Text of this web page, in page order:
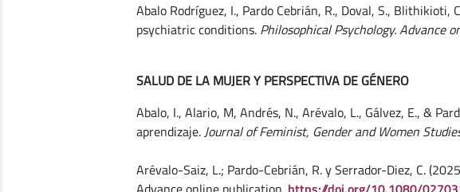
Abalo Rodríguez, I., Pardo Cebrián, R., Doval, S.,
psychiatric conditions. Philosophical Psychology. Advance
SALUD DE LA MUJER Y PERSPECTIVA DE GÉNERO
Abalo, I., Alario, M, Andrés, N., Arévalo, L., Gálvez, E., &
aprendizaje.Journal of Feminist, Gender and Women
Arévalo-Saiz, L.; Pardo-Cebrián, R. y Serrador-Diez, C.